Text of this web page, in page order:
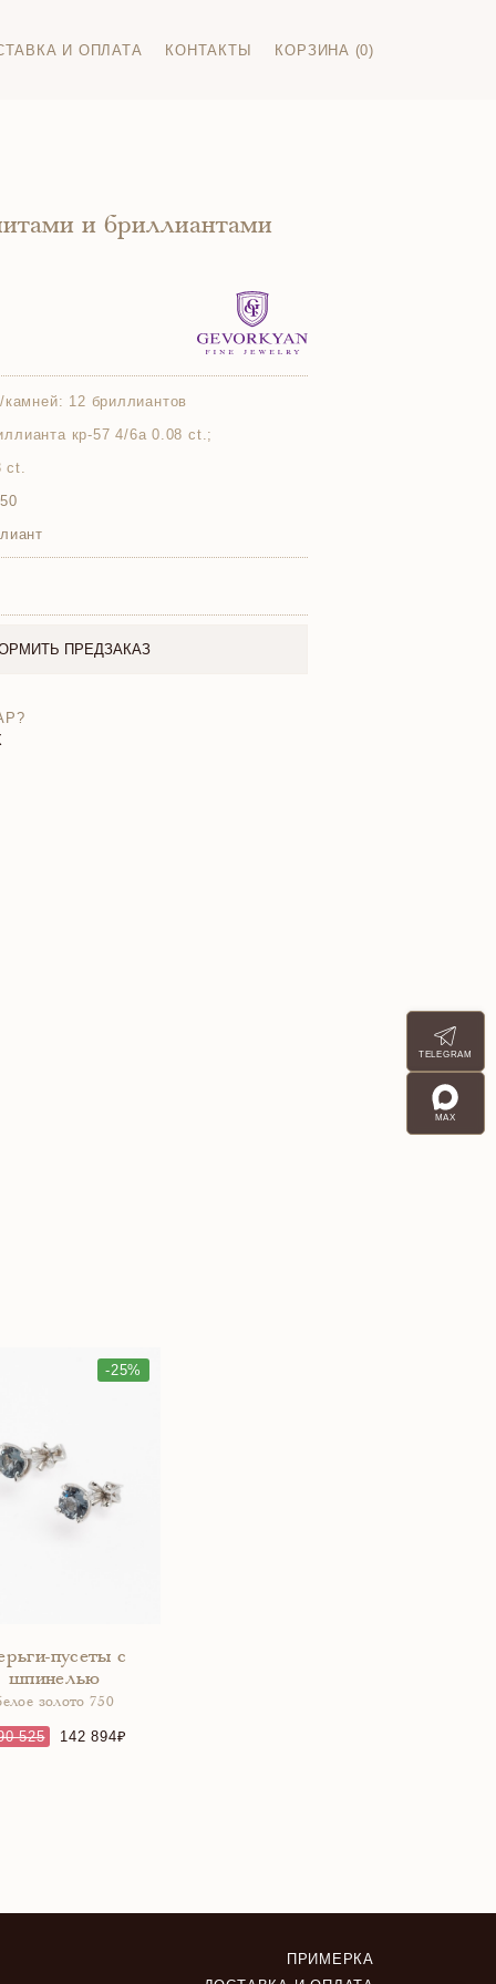
И ОПЛАТА КОНТАКТЫ КОРЗИНА (0)
и бриллиантами
камней: 12 бриллиантов
кр-57 4/6а 0.08 ct.;
ct.
ПРЕДЗАКАЗ
-25%
пусеты с
шпинелью
золото 750
525 142 894
TELEGRAM
MAX
ПРИМЕРКА